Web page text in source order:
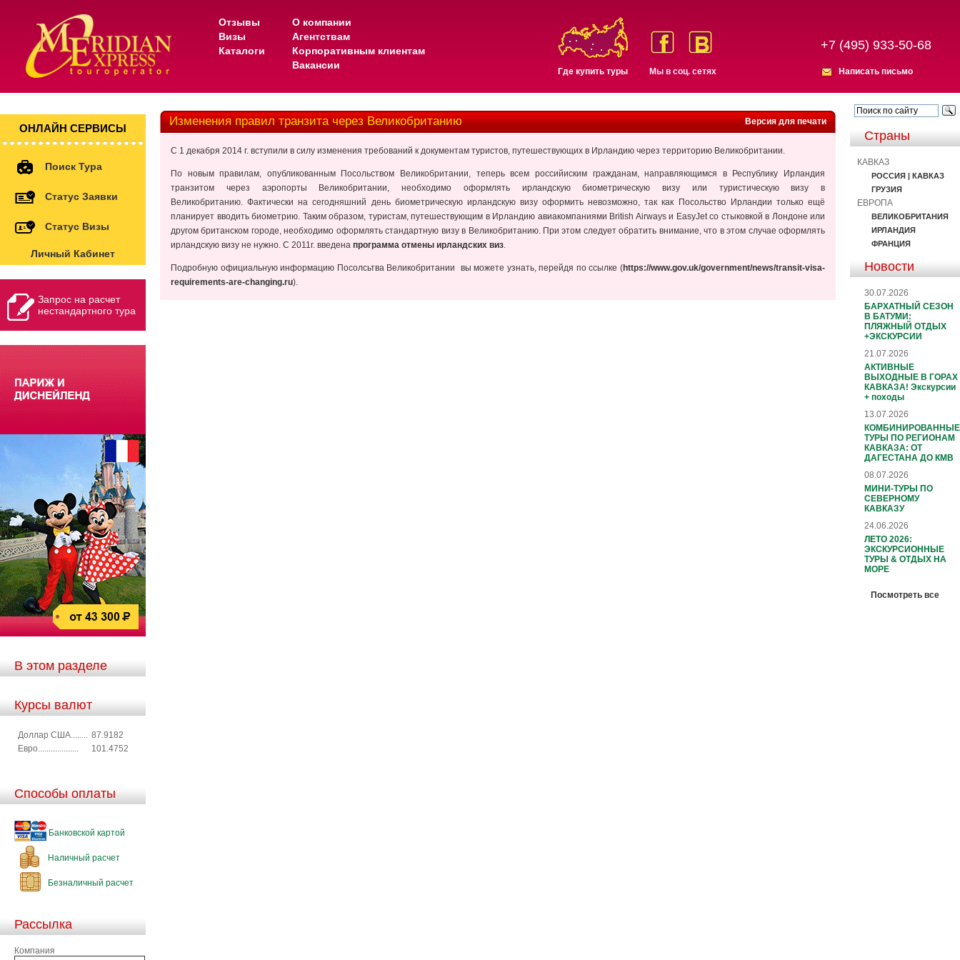
Отзывы
Визы
Каталоги
О компании
Агентствам
Корпоративным клиентам
Вакансии
Где купить туры Мы в соц. сетях
+7 (495) 933-50-68
Написать письмо
ОНЛАЙН СЕРВИСЫ
Поиск Тура
Статус Заявки
Статус Визы
Личный Кабинет
Запрос на расчет
нестандартного тура
В этом разделе
Курсы валют
Доллар США........ 87.9182
Евро...................
101.4752
Способы оплаты
Банковской картой
Наличный расчет
Безналичный расчет
Рассылка
Компания
Версия для печати
Изменения правил транзита через Великобританию
С 1 декабря 2014 г. вступили в силу изменения требований к документам туристов, путешествующих в Ирландию через территорию Великобритании.
По новым правилам, опубликованным Посольством Великобритании, теперь всем российиским гражданам, направляющимся в Республику Ирландия
транзитом через аэропорты Великобритании, необходимо оформлять ирландскую биометрическую визу или туристическую визу в
Великобританию. Фактически на сегодняшний день биометрическую ирландскую визу оформить невозможно, так как Посольство Ирландии только ещё
планирует вводить биометрию. Таким образом, туристам, путешествующим в Ирландию авиакомпаниями British Airways и EasyJet со стыковкой в Лондоне или
другом британском городе, необходимо оформлять стандартную визу в Великобританию. При этом следует обратить внимание, что в этом случае оформлять
ирландскую визу не нужно. С 2011г. введена программа отмены ирландских виз.
Подробную официальную информацию Посолсьтва Великобритании вы можете узнать, перейдя по ссылке (https://www.gov.uk/government/news/transit-visa-
requirements-are-changing.ru).
Страны
КАВКАЗ
РОССИЯ | КАВКАЗ
ГРУЗИЯ
ЕВРОПА
ВЕЛИКОБРИТАНИЯ
ИРЛАНДИЯ
ФРАНЦИЯ
Новости
30.07.2026
БАРХАТНЫЙ СЕЗОН
В БАТУМИ:
ПЛЯЖНЫЙ ОТДЫХ
+ЭКСКУРСИИ
21.07.2026
АКТИВНЫЕ
ВЫХОДНЫЕ В ГОРАХ
КАВКАЗА! Экскурсии
+ походы
13.07.2026
КОМБИНИРОВАННЫЕ
ТУРЫ ПО РЕГИОНАМ
КАВКАЗА: ОТ
ДАГЕСТАНА ДО КМВ
08.07.2026
МИНИ-ТУРЫ ПО
СЕВЕРНОМУ
КАВКАЗУ
24.06.2026
ЛЕТО 2026:
ЭКСКУРСИОННЫЕ
ТУРЫ & ОТДЫХ НА
МОРЕ
Посмотреть все